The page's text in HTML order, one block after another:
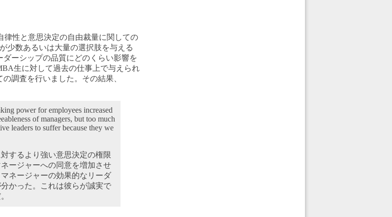
律性と意思決定の自由裁量に関しての
少数あるいは大量の選択肢を与える
ーシップの品質にどのくらい影響を
生に対して過去の仕事上で与えられ
調査を行いました。その結果、
power for employees increased
of managers, but too much
leaders to suffer because they we
するより強い意思決定の権限
ージャーへの同意を増加させ
ネージャーの効果的なリーダ
かった。これは彼らが誠実で